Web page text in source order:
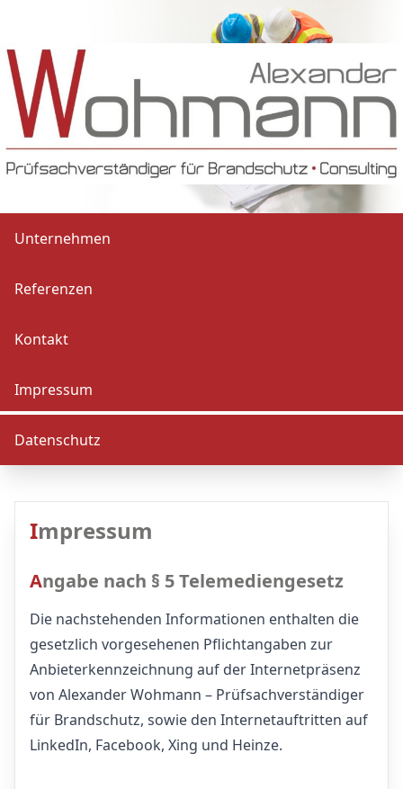
Unternehmen
Referenzen
Kontakt
Impressum
Datenschutz
Impressum
Angabe nach § 5 Telemediengesetz
Die nachstehenden Informationen enthalten die
gesetzlich vorgesehenen Pflichtangaben zur
Anbieterkennzeichnung auf der Internetpräsenz
von Alexander Wohmann – Prüfsachverständiger
für Brandschutz, sowie den Internetauftritten auf
LinkedIn, Facebook, Xing und Heinze.